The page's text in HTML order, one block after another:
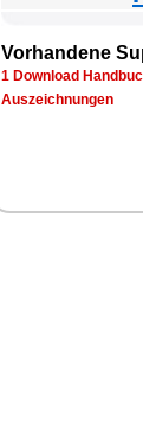
Vorhandene
1 Download
Auszeichnungen